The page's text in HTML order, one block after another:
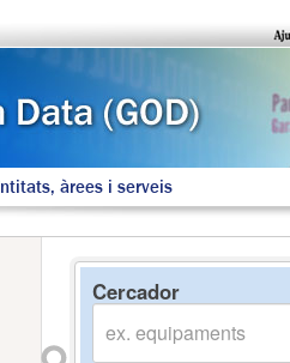
àrees i serveis
Cercador